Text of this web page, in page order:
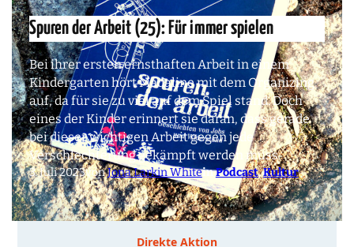
Spuren der Arbeit (25): Für immer spielen
Bei ihrer ersten ernsthaften Arbeit in einem
Kindergarten hört Madaline mit dem Organizing
auf, da für sie zu viel auf dem Spiel stand. Doch
eines der Kinder erinnert sie daran, dass gerade
bei dieser wichtigen Arbeit gegen jede
Verschlechterung gekämpft werden muss.
3. Juli 2023vonJona Larkin WhiteinPodcast, Kultur